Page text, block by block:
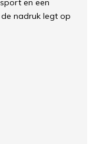
en een
nadruk legt op